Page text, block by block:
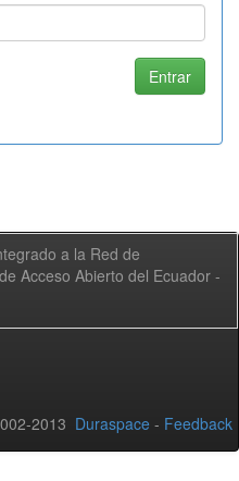
a la Red de
Acceso Abierto del Ecuador -
2013 Duraspace - Feedback